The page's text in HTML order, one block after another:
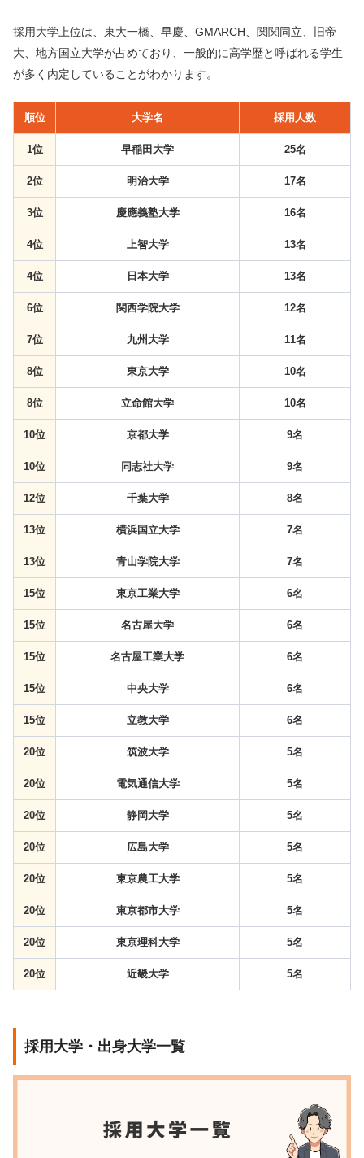
採用大学上位は、東大一橋、早慶、GMARCH、関関同立、旧帝
大、地方国立大学が占めており、一般的に高学歴と呼ばれる学生
が多く内定していることがわかります。
順位 大学名 採用人数
1位 早稲田大学 25名
2位 明治大学 17名
3位 慶應義塾大学 16名
4位 上智大学 13名
4位 日本大学 13名
6位 関西学院大学 12名
7位 九州大学 11名
8位 東京大学 10名
8位 立命館大学 10名
10位 京都大学 9名
10位 同志社大学 9名
12位 千葉大学 8名
13位 横浜国立大学 7名
13位 青山学院大学 7名
15位 東京工業大学 6名
15位 名古屋大学 6名
15位 名古屋工業大学 6名
15位 中央大学 6名
15位 立教大学 6名
20位 筑波大学 5名
20位 電気通信大学 5名
20位 静岡大学 5名
20位 広島大学 5名
20位 東京農工大学 5名
20位 東京都市大学 5名
20位 東京理科大学 5名
20位 近畿大学 5名
採用大学・出身大学一覧